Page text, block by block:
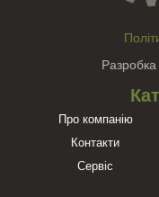
Про компанію
Контакти
Сервіс